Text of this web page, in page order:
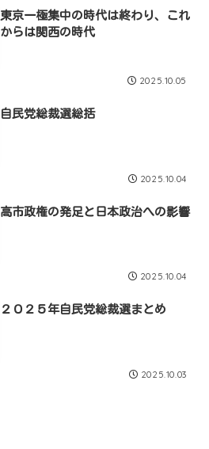
東京一極集中の時代は終わり、これ
からは関西の時代
2025.10.05
自民党総裁選総括
2025.10.04
高市政権の発足と日本政治への影響
2025.10.04
２０２５年自民党総裁選まとめ
2025.10.03